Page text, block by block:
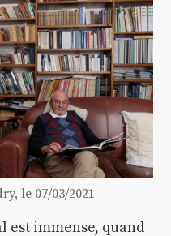
le 07/03/2021
est immense, quand